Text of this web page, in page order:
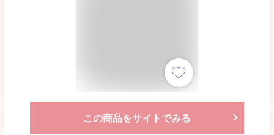
この商品をサイトでみる